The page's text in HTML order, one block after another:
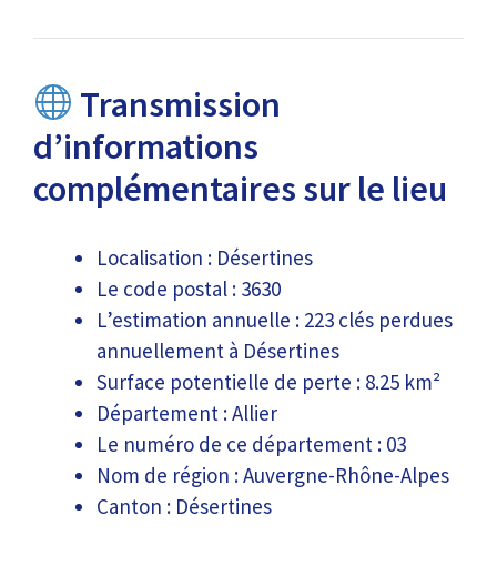
Transmission
d’informations
complémentaires sur le lieu
Localisation : Désertines
Le code postal : 3630
L’estimation annuelle : 223 clés perdues
annuellement à Désertines
Surface potentielle de perte : 8.25 km²
Département : Allier
Le numéro de ce département : 03
Nom de région : Auvergne-Rhône-Alpes
Canton : Désertines